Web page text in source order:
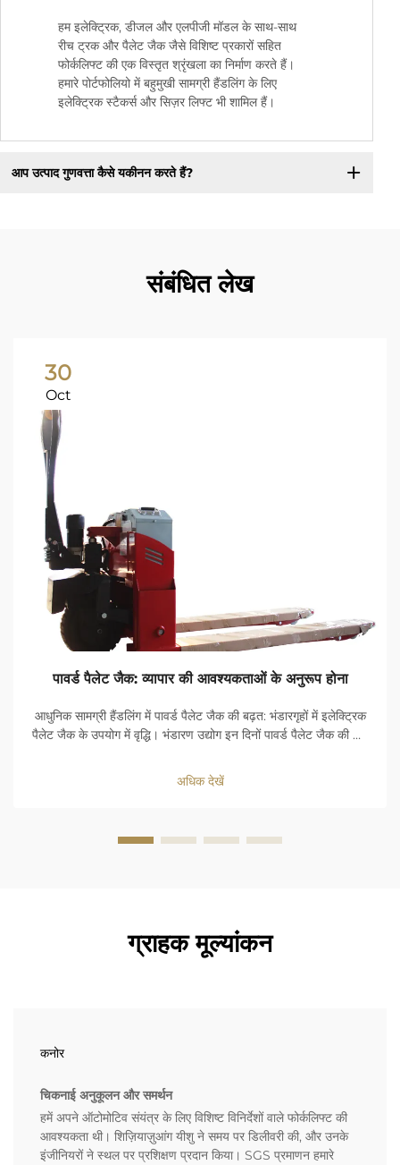
हम इलेक्ट्रिक, डीजल और एलपीजी मॉडल के साथ-साथ
रीच ट्रक और पैलेट जैक जैसे विशिष्ट प्रकारों सहित
फोर्कलिफ्ट की एक विस्तृत श्रृंखला का निर्माण करते हैं।
हमारे पोर्टफोलियो में बहुमुखी सामग्री हैंडलिंग के लिए
इलेक्ट्रिक स्टैकर्स और सिज़र लिफ्ट भी शामिल हैं।
आप उत्पाद गुणवत्ता कैसे यकीनन करते हैं?
संबंधित लेख
30
Oct
पावर्ड पैलेट जैक: व्यापार की आवश्यकताओं के अनुरूप होना
आधुनिक सामग्री हैंडलिंग में पावर्ड पैलेट जैक की बढ़त: भंडारगृहों में इलेक्ट्रिक
पैलेट जैक के उपयोग में वृद्धि। भंडारण उद्योग इन दिनों पावर्ड पैलेट जैक की ओर
अधिक देखें
ग्राहक मूल्यांकन
कनोर
चिकनाई अनुकूलन और समर्थन
हमें अपने ऑटोमोटिव संयंत्र के लिए विशिष्ट विनिर्देशों वाले फोर्कलिफ्ट की
आवश्यकता थी। शिज़ियाज़ुआंग यीशु ने समय पर डिलीवरी की, और उनके
इंजीनियरों ने स्थल पर प्रशिक्षण प्रदान किया। SGS प्रमाणन हमारे